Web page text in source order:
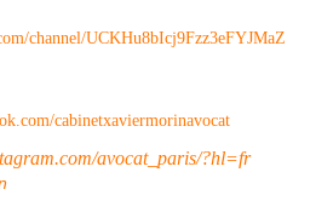
channel/UCKHu8bIcj9Fzz3eFYJMaZ
cabinetxaviermorinavocat
avocat_paris/?hl=fr